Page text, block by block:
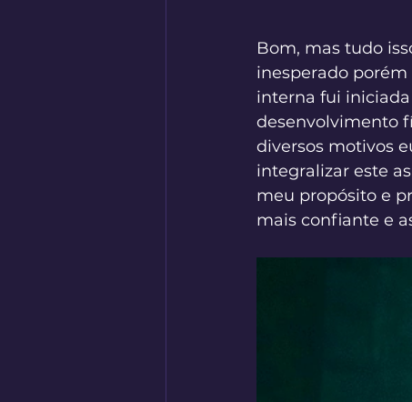
Bom, mas tudo
inesperado porém
interna fui
desenvolvimento
diversos motivos
integralizar este
meu propósito e
mais confiante e